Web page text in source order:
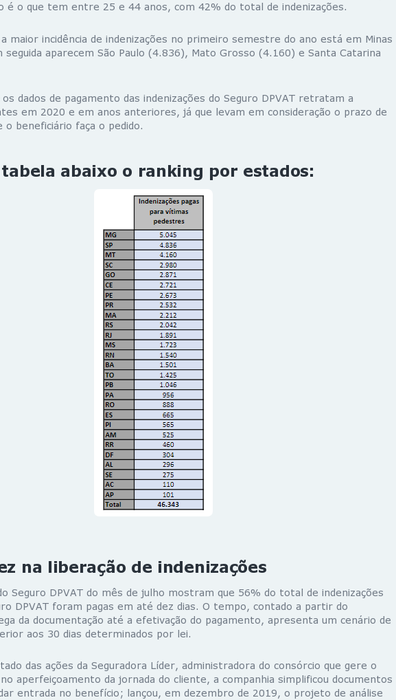
é o que tem entre 25 e 44 anos, com 42% do total de indenizações.
maior incidência de indenizações no primeiro semestre do ano está em Minas
seguida aparecem São Paulo (4.836), Mato Grosso (4.160) e Santa Catarina
dados de pagamento das indenizações do Seguro DPVAT retratam a
em 2020 e em anos anteriores, já que levam em consideração o prazo de
o beneficiário faça o pedido.
abaixo o ranking por estados:
na liberação de indenizações
Seguro DPVAT do mês de julho mostram que 56% do total de indenizações
DPVAT foram pagas em até dez dias. O tempo, contado a partir do
da documentação até a efetivação do pagamento, apresenta um cenário de
aos 30 dias determinados por lei.
das ações da Seguradora Líder, administradora do consórcio que gere o
aperfeiçoamento da jornada do cliente, a companhia simplificou documentos
entrada no benefício; lançou, em dezembro de 2019, o projeto de análise